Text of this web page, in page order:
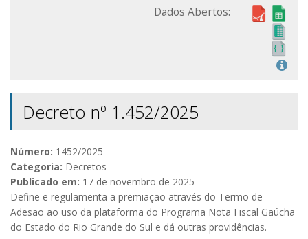
Dados Abertos:
Decreto nº 1.452/2025
Número: 1452/2025
Categoria: Decretos
Publicado em: 17 de novembro de 2025
Define e regulamenta a premiação através do Termo de
Adesão ao uso da plataforma do Programa Nota Fiscal Gaúcha
do Estado do Rio Grande do Sul e dá outras providências.